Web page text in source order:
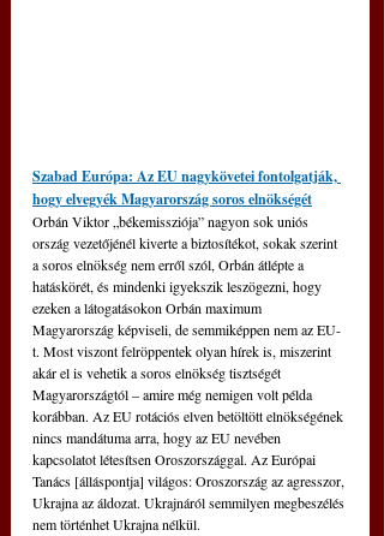
Szabad Európa: Az EU nagykövetei fontolgatják,
hogy elvegyék Magyarország soros elnökségét
Orbán Viktor „békemissziója” nagyon sok uniós
ország vezetőjénél kiverte a biztosítékot, sokak szerint
a soros elnökség nem erről szól, Orbán átlépte a
hatáskörét, és mindenki igyekszik leszögezni, hogy
ezeken a látogatásokon Orbán maximum
Magyarország képviseli, de semmiképpen nem az EU-
t. Most viszont felröppentek olyan hírek is, miszerint
akár el is vehetik a soros elnökség tisztségét
Magyarországtól – amire még nemigen volt példa
korábban. Az EU rotációs elven betöltött elnökségének
nincs mandátuma arra, hogy az EU nevében
kapcsolatot létesítsen Oroszországgal. Az Európai
Tanács [álláspontja] világos: Oroszország az agresszor,
Ukrajna az áldozat. Ukrajnáról semmilyen megbeszélés
nem történhet Ukrajna nélkül.